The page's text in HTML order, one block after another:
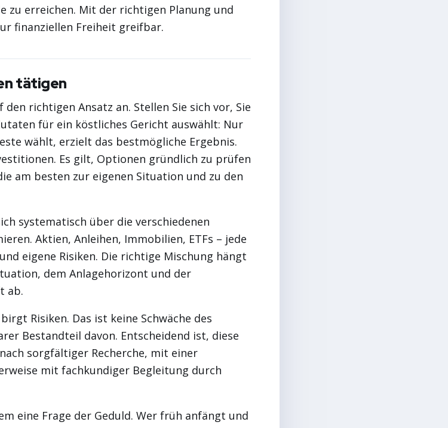
zu erreichen. Mit der richtigen Planung und
finanziellen Freiheit greifbar.
tätigen
richtigen Ansatz an. Stellen Sie sich vor, Sie
für ein köstliches Gericht auswählt: Nur
wählt, erzielt das bestmögliche Ergebnis.
Es gilt, Optionen gründlich zu prüfen
am besten zur eigenen Situation und zu den
systematisch über die verschiedenen
Aktien, Anleihen, Immobilien, ETFs – jede
eigene Risiken. Die richtige Mischung hängt
dem Anlagehorizont und der
ab.
Risiken. Das ist keine Schwäche des
Bestandteil davon. Entscheidend ist, diese
sorgfältiger Recherche, mit einer
mit fachkundiger Begleitung durch
eine Frage der Geduld. Wer früh anfängt und